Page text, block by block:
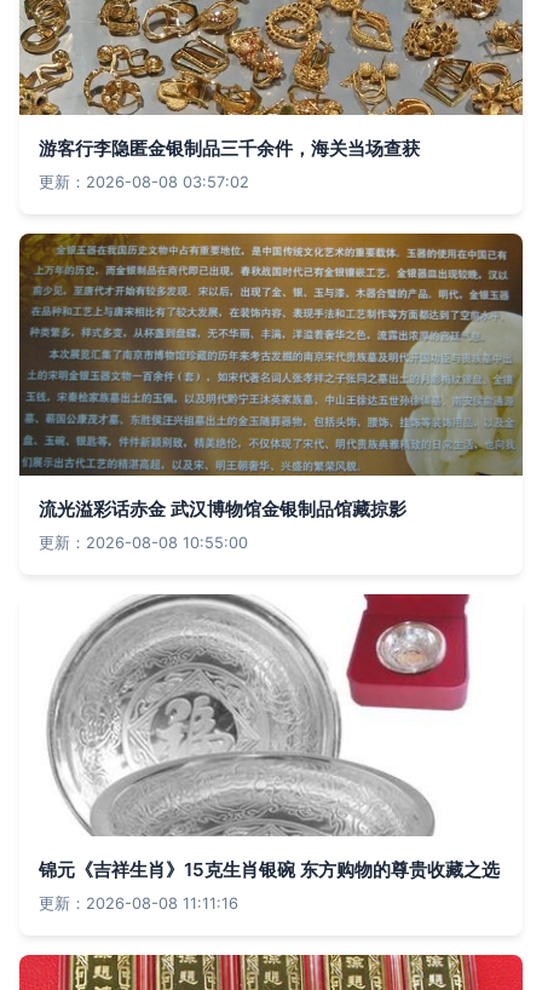
游客行李隐匿金银制品三千余件，海关当场查获
更新：2026-08-08 03:57:02
流光溢彩话赤金 武汉博物馆金银制品馆藏掠影
更新：2026-08-08 10:55:00
锦元《吉祥生肖》15克生肖银碗 东方购物的尊贵收藏之选
更新：2026-08-08 11:11:16